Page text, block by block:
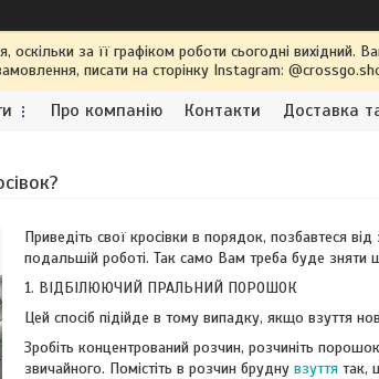
за її графіком роботи сьогодні
писати на сторінку Instagram:
Про компанію Контакти Доставка
Приведіть свої кросівки в порядок, позбавтеся
подальшій роботі. Так само Вам треба буде зняти
1. ВІДБІЛЮЮЧИЙ ПРАЛЬНИЙ ПОРОШОК
Цей спосіб підійде в тому випадку, якщо взуття
Зробіть концентрований розчин, розчиніть
звичайного. Помістіть в розчин брудну взуття так,